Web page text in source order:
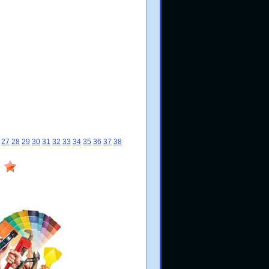
27 28 29 30 31 32 33 34 35 36 37 38